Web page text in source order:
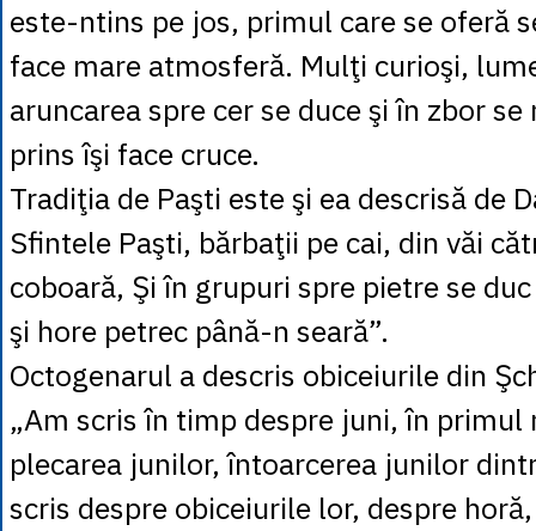
este-ntins pe jos, primul care se oferă
face mare atmosferă. Mulţi curioşi,
aruncarea spre cer se duce şi în zbor se
prins îşi face cruce.
Tradiţia de Paşti este şi ea descrisă de
Sfintele Paşti, bărbaţii pe cai, din văi
coboară, Şi în grupuri spre pietre se
şi hore petrec până-n seară”.
Octogenarul a descris obiceiurile din
„Am scris în timp despre juni, în primul
plecarea junilor, întoarcerea junilor
scris despre obiceiurile lor, despre